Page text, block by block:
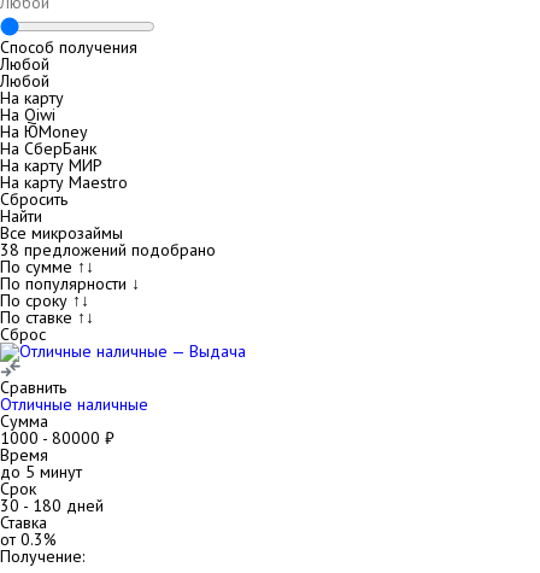
Способ получения
Любой
Любой
На карту
На Qiwi
На ЮMoney
На СберБанк
На карту МИР
На карту Maestro
Сбросить
Найти
Все микрозаймы
38 предложений подобрано
По сумме ↑↓
По популярности ↓
По сроку ↑↓
По ставке ↑↓
Сброс
Сравнить
Отличные наличные
Сумма
1000 - 80000 ₽
Время
до 5 минут
Срок
30 - 180 дней
Ставка
от0.3%
Получение: